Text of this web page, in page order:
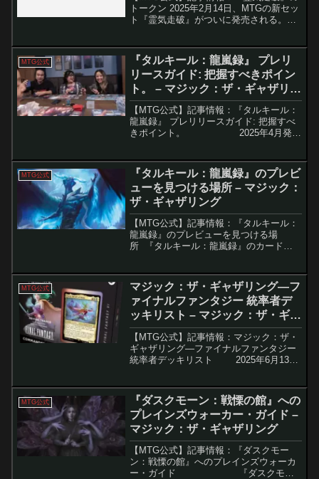
トークン 2025年2月14日、MTGの新セッ
ト『霊気走破』がついに発売される。こ
臨場感を一層高める要素となっている。
特に、レース...
MTG公式
『タルキール：龍嵐録』 プレリ
リースガイド: 把握すべきポイン
ト。 – マジック：ザ・ギャザリン
グ
【MTG公式】記事情報：『タルキール：
龍嵐録』 プレリリースガイド: 把握すべ
きポイント。 2025年4月発売
マジック最新セット。4...
MTG公式
『タルキール：龍嵐録』のプレビ
ューを見つける場所 – マジック：
ザ・ギャザリング
【MTG公式】記事情報：『タルキール：
龍嵐録』のプレビューを見つける場
所 『タルキール：龍嵐録』のカードプ
す。セットにはドラゴンや復活した氏
族、多元宇宙を揺るがす嵐が...
MTG公式
マジック：ザ・ギャザリング—フ
ァイナルファンタジー 統率者デ
ッキリスト – マジック：ザ・ギャ
ザリング
【MTG公式】記事情報：マジック：ザ・
ギャザリング—ファイナルファンタジー
統率者デッキリスト 2025年6月13
ザリングの統率者戦フォーマットに参戦
しま...
MTG公式
『ダスクモーン：戦慄の館』への
プレインズウォーカー・ガイド –
マジック：ザ・ギャザリング
【MTG公式】記事情報：『ダスクモー
ン：戦慄の館』へのプレインズウォーカ
ー・ガイド 『ダスクモー